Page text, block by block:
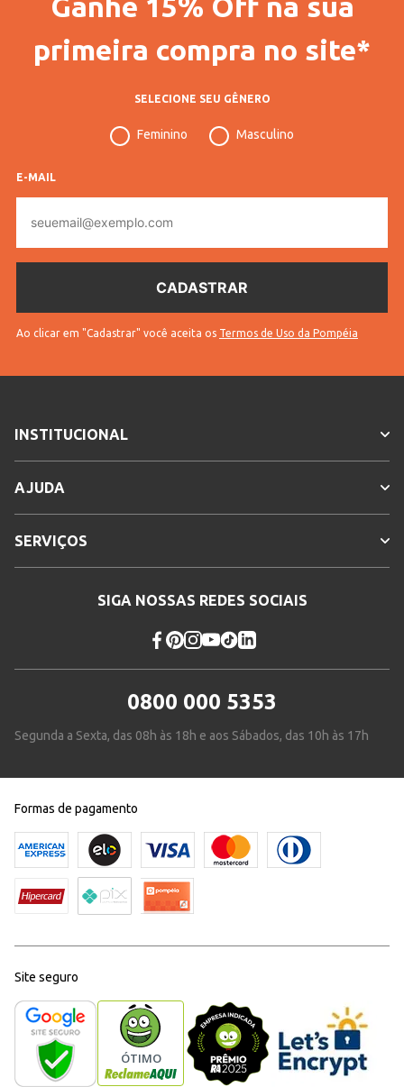
Gênero Feminino
Confecção Convencional
Adulto
Longa
primeira compra no site*
SELECIONE SEU GÊNERO
Feminino Masculino
E-MAIL
mail
Ao clicar em "Cadastrar" você aceita os Termos de Uso da Pompéia
INSTITUCIONAL
AJUDA
SERVIÇOS
SIGA NOSSAS REDES SOCIAIS
0800 000 5353
Segunda a Sexta, das 08h às 18h e aos Sábados, das 10h às 17h
Formas de pagamento
Site seguro